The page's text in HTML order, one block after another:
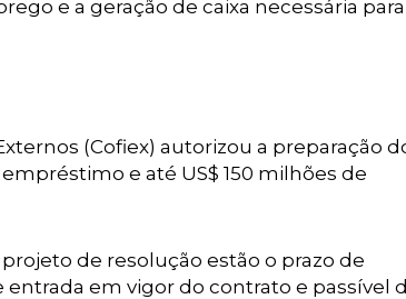
e a geração de caixa necessária para
(Cofiex) autorizou a preparação
e até US$ 150 milhões de
de resolução estão o prazo de
em vigor do contrato e passível